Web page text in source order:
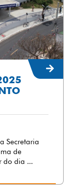
Secretaria
de
do dia ...